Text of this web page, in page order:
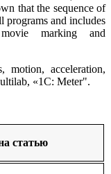
that the sequence of
programs and includes
marking and
motion, acceleration,
«1C: Meter".
статью